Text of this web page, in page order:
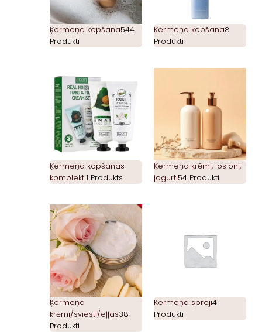
Ķermeņa kopšana544
Produkti
Ķermeņa kopšana8
Produkti
Ķermeņa kopšanas
komplekti1 Produkts
Ķermeņa krēmi, losjoni,
jogurti54 Produkti
Ķermeņa
krēmi/sviesti/eļļas38
Produkti
Ķermeņa spreji4
Produkti